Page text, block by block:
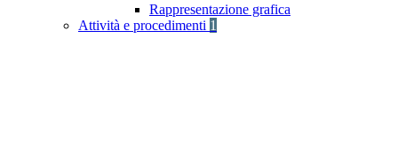
Rappresentazione grafica
Attività e procedimenti 1